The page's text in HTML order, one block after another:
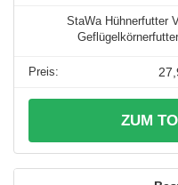
StaWa Hühnerfutter
ZUM